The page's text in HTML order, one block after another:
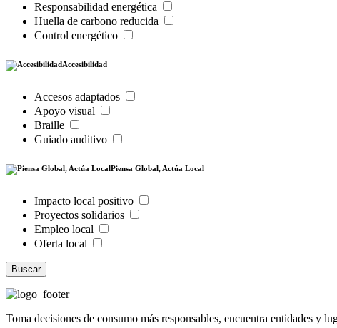
Responsabilidad energética
Huella de carbono reducida
Control energético
Accesibilidad
Accesos adaptados
Apoyo visual
Braille
Guiado auditivo
Piensa Global, Actúa Local
Impacto local positivo
Proyectos solidarios
Empleo local
Oferta local
Buscar
Toma decisiones de consumo más responsables, encuentra entidades y